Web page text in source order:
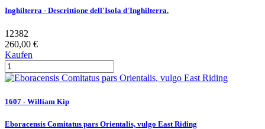
Inghilterra - Descrittione dell'Isola d'Inghilterra.
12382
260,00 €
Kaufen
1607 - William Kip
Eboracensis Comitatus pars Orientalis, vulgo East Riding